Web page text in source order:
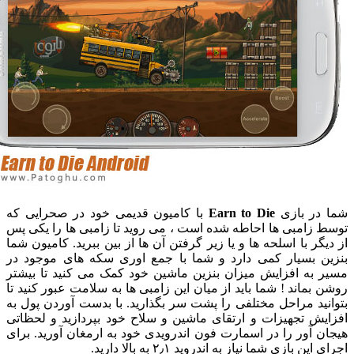
در بازیEarn to Die با کامیون قدیمی خود در صحرایی که
زامبی ها احاطه شده است ، می روید تا زامبی ها را یکی پس
با اسلحه ها و یا زیر گرفتن آن ها از بین ببرید. کامیون شما
بسیار کمی دارد و شما با جمع اوری سکه های موجود در
به افزایش میزان بنزین ماشین خود کمک می کنید تا بیشتر
بماند ! شما باید از میان این زامبی ها به سلامت عبور کنید تا
مراحل مختلفی را پشت سر بگذارید. با بدست آوردن پول به
تجهیزات و ارتقای ماشین و سلاح خود بپردازید و لحظاتی
آور را در اسمارت فون اندرویدی خود به ارمغان آورید. برای
بازی شما نیاز به اندروید ۲٫۱ به بالا دارید.